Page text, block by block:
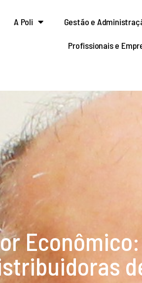
A Poli Gestão e
Profissionais e